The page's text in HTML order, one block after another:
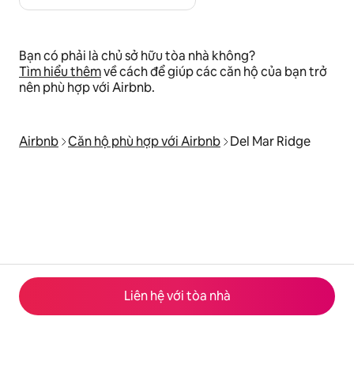
Liên hệ với tòa nhà
Bạn có phải là chủ sở hữu tòa nhà không?
Tìm hiểu thêmvề cách để giúp các căn hộ của bạn trở
nên phù hợp với Airbnb.
Airbnb Căn hộ phù hợp với Airbnb Del Mar Ridge